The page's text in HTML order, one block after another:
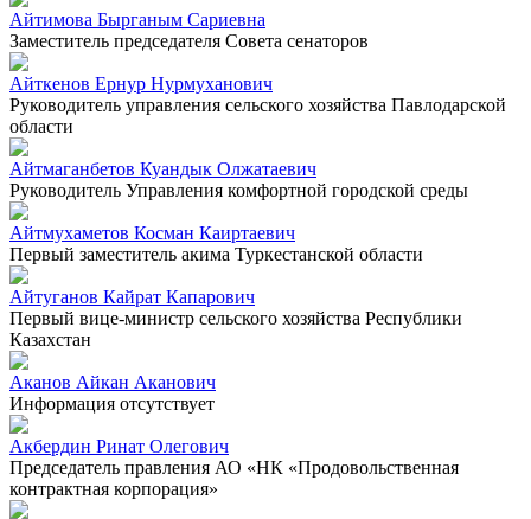
Айтимова Бырганым Сариевна
Заместитель председателя Совета сенаторов
Айткенов Ернур Нурмуханович
Руководитель управления сельского хозяйства Павлодарской
области
Айтмаганбетов Куандык Олжатаевич
Руководитель Управления комфортной городской среды
Айтмухаметов Косман Каиртаевич
Первый заместитель акима Туркестанской области
Айтуганов Кайрат Капарович
Первый вице-министр сельского хозяйства Республики
Казахстан
Аканов Айкан Аканович
Информация отсутствует
Акбердин Ринат Олегович
Председатель правления АО «НК «Продовольственная
контрактная корпорация»